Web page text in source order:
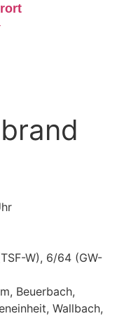
W), 6/64 (GW-
Beuerbach,
Wallbach,